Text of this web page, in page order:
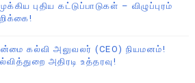
புதிய கட்டுப்பாடுகள் – விழுப்புரம்
கல்வி அலுவலர் (CEO) நியமனம்!
அதிரடி உத்தரவு!